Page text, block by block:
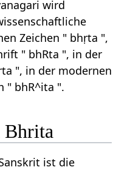
wird
Zeichen " bhṛta ",
" bhRta ", in der
", in der modernen
" bhR^ita ".
Bhrita
ist die